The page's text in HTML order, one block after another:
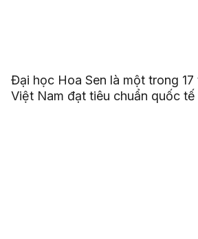
Đại học Hoa Sen là một trong
Việt Nam đạt tiêu chuẩn quốc tế